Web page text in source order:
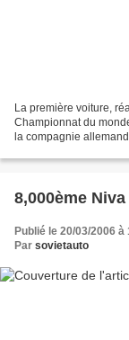
La première voiture,
Championnat du
la compagnie
8,000ème
Publié le 20/03/2006 à
Par sovietauto